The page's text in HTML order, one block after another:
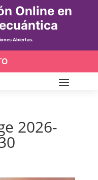
Online en
Abiertas.
2026-